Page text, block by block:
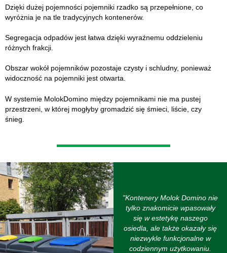
Dzięki dużej pojemności pojemniki rzadko są przepełnione, co
wyróżnia je na tle tradycyjnych kontenerów.
Segregacja odpadów jest łatwa dzięki wyraźnemu oddzieleniu
różnych frakcji.
Obszar wokół pojemników pozostaje czysty i schludny, ponieważ
widoczność na pojemniki jest otwarta.
W systemie MolokDomino między pojemnikami nie ma pustej
przestrzeni, w której mogłyby gromadzić się śmieci, liście, czy
śnieg.
"Kontenery Molok Domino nie
tylko znakomicie wpasowały
się w estetykę naszego
osiedla, ale także okazały się
niezwykle funkcjonalne w
codziennym użytkowaniu.